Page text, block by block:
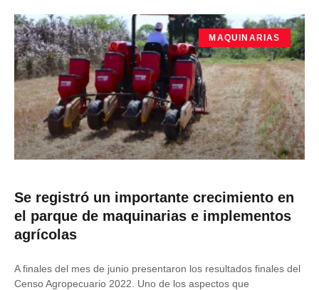
MAQUINARIAS
Se registró un importante crecimiento en
el parque de maquinarias e implementos
agrícolas
A finales del mes de junio presentaron los resultados finales del
Censo Agropecuario 2022. Uno de los aspectos que